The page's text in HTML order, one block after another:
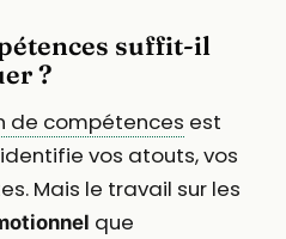
suffit-il
?
de compétences est
vos atouts, vos
Mais le travail sur les
que